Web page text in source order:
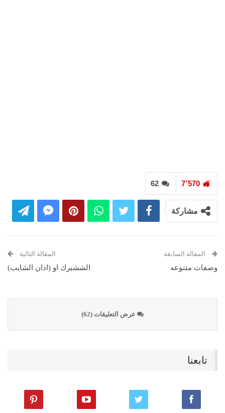
62 7٬570
مشاركة
المقالة السابقة
وصفات متنوعه
المقالة التالية
الششبرك او (اذان الشايب)
عرض التعليقات (62)
تابعنا